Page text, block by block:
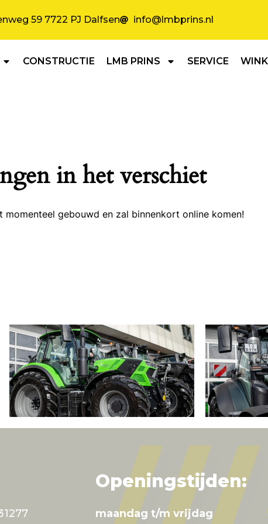
59 7722 PJ Dalfsen info@lmbprins.nl
CONSTRUCTIE LMB PRINS SERVICE
in het verschiet
gebouwd en zal binnenkort online komen!
Openingstijden:
maandag t/m vrijdag